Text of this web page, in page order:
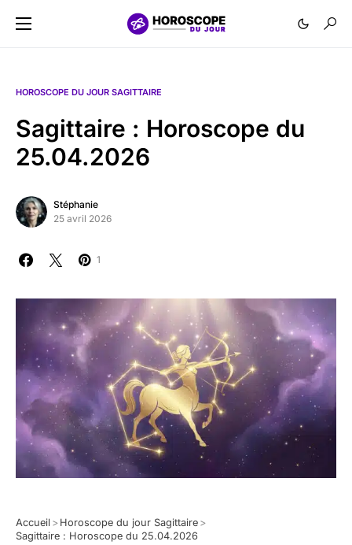
HOROSCOPE DU JOUR SAGITTAIRE
Sagittaire : Horoscope du
25.04.2026
Stéphanie
25 avril 2026
1
Accueil > Horoscope du jour Sagittaire >
Sagittaire : Horoscope du 25.04.2026